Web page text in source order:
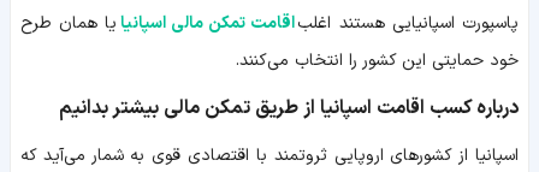
پاسپورت اسپانیایی هستند اغلباقامت تمکن مالی اسپانیایا همان طرح
خود حمایتی این کشور را انتخاب می‌کنند.
درباره کسب اقامت اسپانیا از طریق تمکن مالی بیشتر بدانیم
اسپانیا از کشورهای اروپایی ثروتمند با اقتصادی قوی به شمار می‌آید که